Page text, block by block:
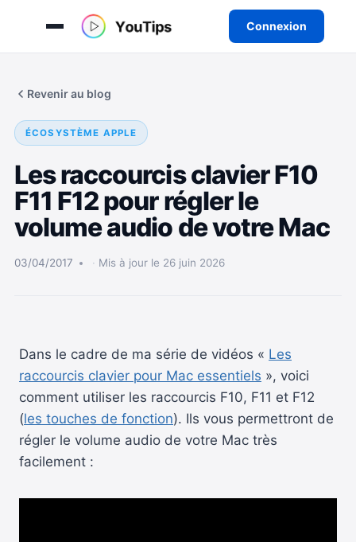
Connexion
Revenir au blog
ÉCOSYSTÈME APPLE
Les raccourcis clavier F10
F11 F12 pour régler le
volume audio de votre Mac
03/04/2017 Mis à jour le 26 juin 2026
Dans le cadre de ma série de vidéos « Les
raccourcis clavier pour Mac essentiels », voici
comment utiliser les raccourcis F10, F11 et F12
(les touches de fonction). Ils vous permettront de
régler le volume audio de votre Mac très
facilement :